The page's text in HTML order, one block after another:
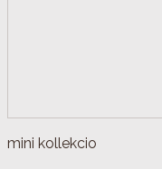
mini kollekcio